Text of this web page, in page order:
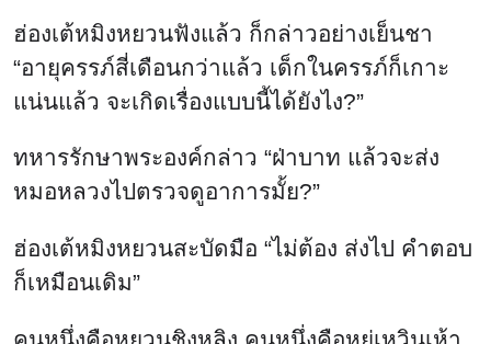
ฮ่องเต้หมิงหยวนฟังแล้ว ก็กล่าวอย่างเย็นชา
“อายุครรภ์สี่เดือนกว่าแล้ว เด็กในครรภ์ก็เกาะ
แน่นแล้ว จะเกิดเรื่องแบบนี้ได้ยังไง?”
ทหารรักษาพระองค์กล่าว “ฝ่าบาท แล้วจะส่ง
หมอหลวงไปตรวจดูอาการมั้ย?”
ฮ่องเต้หมิงหยวนสะบัดมือ “ไม่ต้อง ส่งไป คำตอบ
ก็เหมือนเดิม”